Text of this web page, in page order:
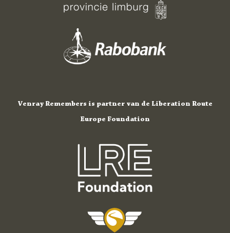
Venray Remembers is partner van de Liberation Route
Europe Foundation